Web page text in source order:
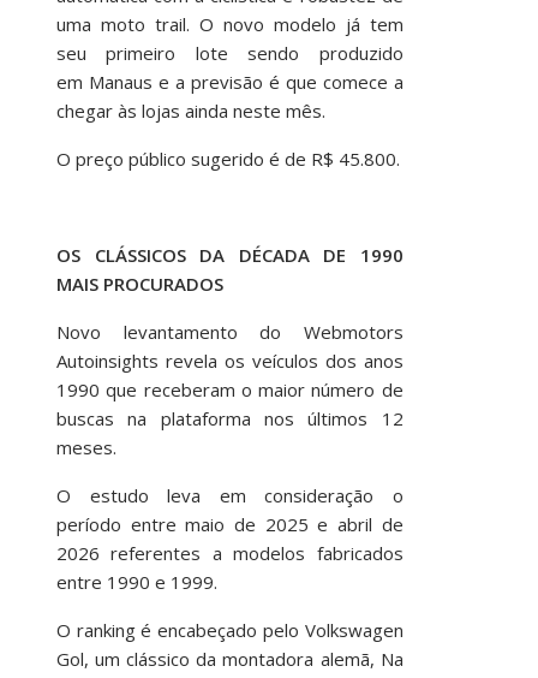
uma moto trail. O novo modelo já tem
seu primeiro lote sendo produzido
em Manaus e a previsão é que comece a
chegar às lojas ainda neste mês.
O preço público sugerido é de R$ 45.800.
OS CLÁSSICOS DA DÉCADA DE 1990
MAIS PROCURADOS
Novo levantamento do Webmotors
Autoinsights revela os veículos dos anos
1990 que receberam o maior número de
buscas na plataforma nos últimos 12
meses.
O estudo leva em consideração o
período entre maio de 2025 e abril de
2026 referentes a modelos fabricados
entre 1990 e 1999.
O ranking é encabeçado pelo Volkswagen
Gol, um clássico da montadora alemã, Na